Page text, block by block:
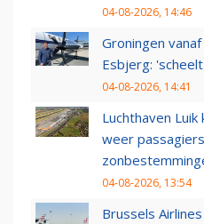
04-08-2026, 14:46
Groningen
Esbjerg:
04-08-2026, 14:41
Luchthaven
weer
04-08-2026, 13:54
Brussels